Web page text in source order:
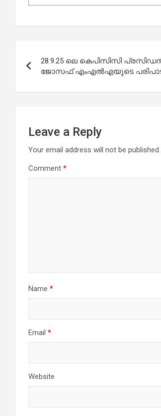
navigation
28.9.25 ലെ കെപിസിസി
ജോസഫ് എംഎൽഎയുടെ
Leave a Reply
Your email address will not be published.
Comment *
Name *
Email *
Website